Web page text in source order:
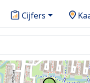
Cijfers